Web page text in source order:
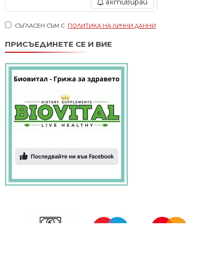
активирай
СЪГЛАСЕН СЪМ С ПОЛИТИКА НА ЛИЧНИ ДАННИ
ПРИСЪЕДИНЕТЕ СЕ И ВИЕ